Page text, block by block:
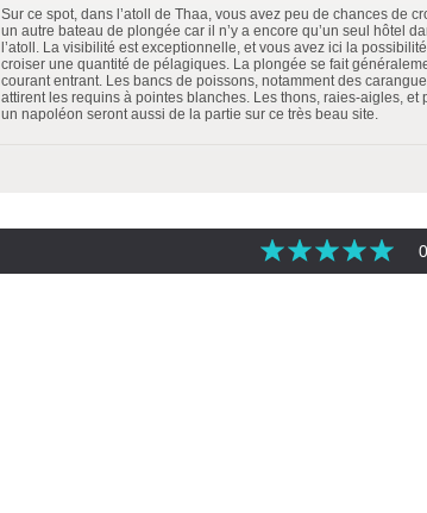
Sur ce spot, dans l’atoll de Thaa, vous avez peu de chances de
un autre bateau de plongée car il n’y a encore qu’un seul hôtel
l’atoll. La visibilité est exceptionnelle, et vous avez ici la
croiser une quantité de pélagiques. La plongée se fait
courant entrant. Les bancs de poissons, notamment des
attirent les requins à pointes blanches. Les thons, raies-aigles, et
un napoléon seront aussi de la partie sur ce très beau site.